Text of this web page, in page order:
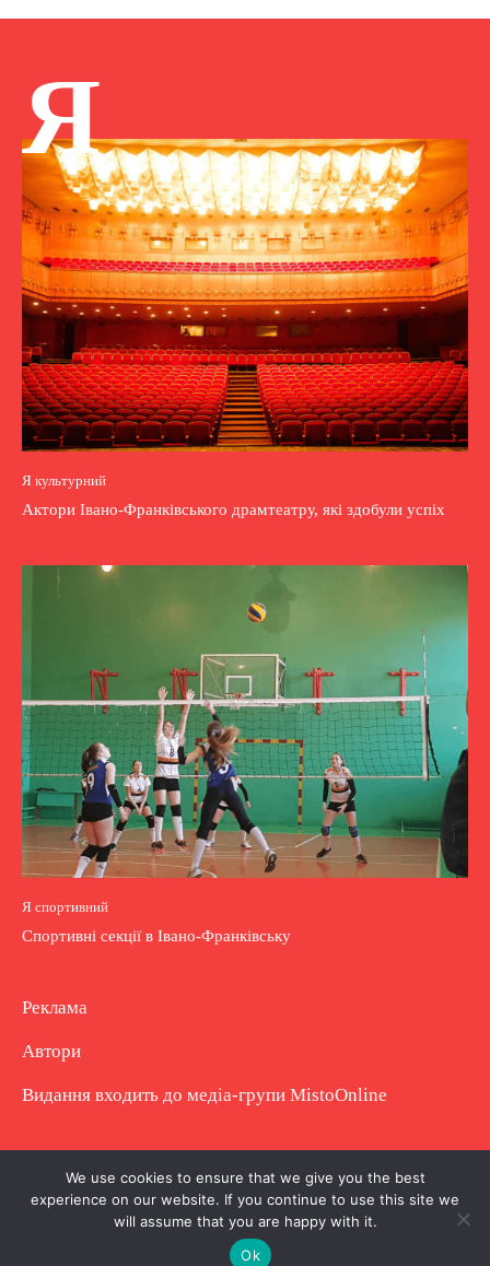
Я
Я культурний
Актори Івано-Франківського драмтеатру, які здобули успіх
Я спортивний
Спортивні секції в Івано-Франківську
Реклама
Автори
Видання входить до медіа-групи MistoOnline
Copyright © Повне використання матеріалу
заборонено. Частково можна з гіперпосиланням.
We use cookies to ensure that we give you the best
experience on our website. If you continue to use this site we
will assume that you are happy with it.
Ok